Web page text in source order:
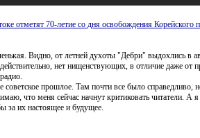
отметят 70-летие со дня освобождения Корейского
Видно, от летней духоты "Дебри" выдохлись в
нет нищенствующих, в отличие даже
прошлое. Там почти все было
что меня сейчас начнут критиковать читатели.
за их настоящее и будущее.